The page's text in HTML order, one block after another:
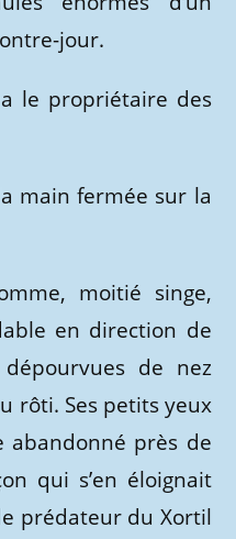
jour.
le propriétaire des
main fermée sur la
moitié singe,
en direction de
dépourvues de nez
rôti. Ses petits yeux
près de
qui s’en éloignait
prédateur du Xortil